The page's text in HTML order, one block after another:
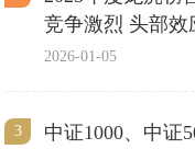
竞争激烈 头部效
2026-01-05
3
中证1000、中证